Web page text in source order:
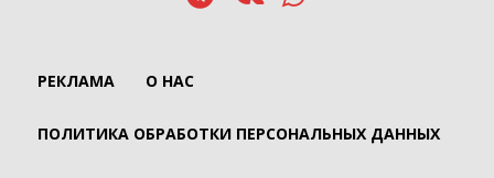
РЕКЛАМА О НАС
ПОЛИТИКА ОБРАБОТКИ ПЕРСОНАЛЬНЫХ ДАННЫХ